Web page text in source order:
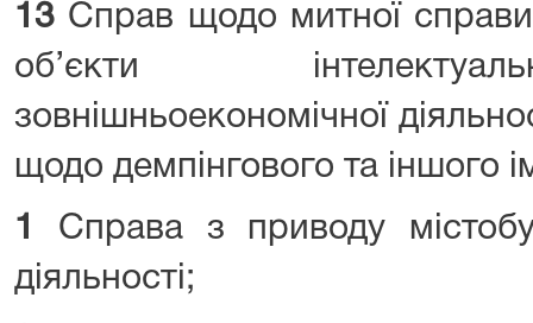
13 Справ щодо митної
об’єкти
зовнішньоекономічної
щодо демпінгового та іншого
1
Справа з приводу
діяльності;